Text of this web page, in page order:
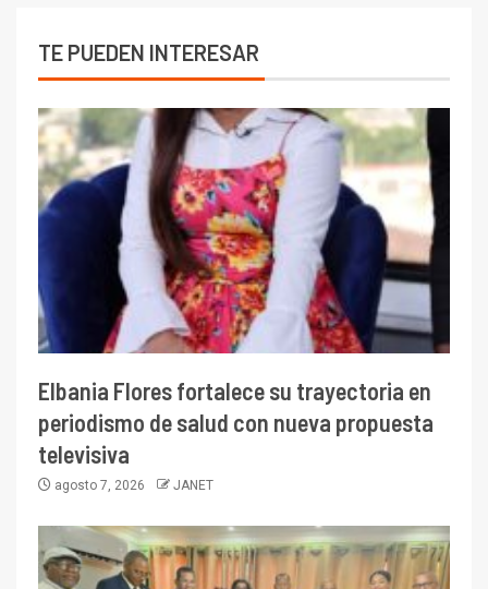
TE PUEDEN INTERESAR
Elbania Flores fortalece su trayectoria en
periodismo de salud con nueva propuesta
televisiva
agosto 7, 2026 JANET